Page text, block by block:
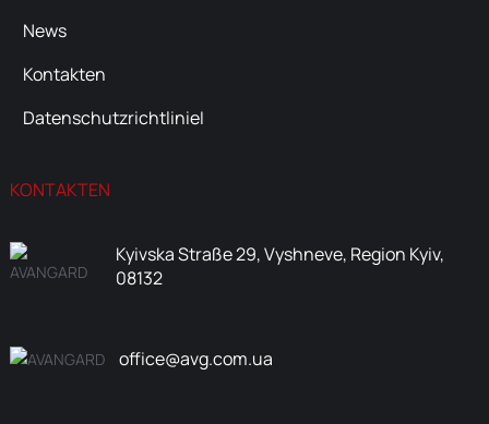
News
Kontakten
DatenschutzrichtlinieІ
KONTAKTEN
Kyivska Straße 29, Vyshneve, Region Kyiv,
08132
office@avg.com.ua